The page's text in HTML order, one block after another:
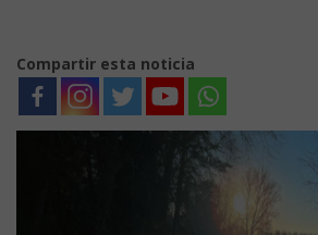
Compartir esta noticia